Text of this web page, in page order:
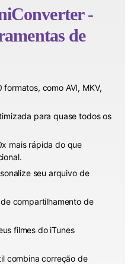
-
de
como AVI, MKV,
para quase todos os
mais rápida do que
seu arquivo de
compartilhamento de
filmes do iTunes
combina correção de